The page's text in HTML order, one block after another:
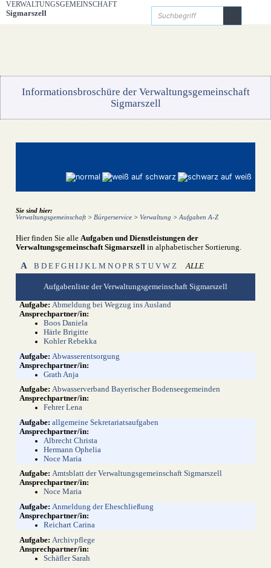
Zum Inhalt,zur Navigationoderzur Startseite
VERWALTUNGSGEMEINSCHAFT
Sigmarszell
Gemeinde Hergensweiler Gemeinde Sigmarszell Gemeinde Weißensberg
Startseite Bürgerservice Die Verwaltungsgemeinschaft
Unsere Gemeinden
Informationsbroschüre der Verwaltungsgemeinschaft
Sigmarszell
Sie sind hier:
Verwaltungsgemeinschaft> Bürgerservice> Verwaltung > Aufgaben A-Z
Hier finden Sie alle Aufgaben und Dienstleistungen der
Verwaltungsgemeinschaft Sigmarszellin alphabetischer Sortierung.
A B D E F G H I J K L M N O P R S T U V W Z ALLE
Aufgabenliste der Verwaltungsgemeinschaft Sigmarszell
Abmeldung bei Wegzug ins Ausland
Boos Daniela
Härle Brigitte
Kohler Rebekka
Abwasserentsorgung
Grath Anja
Abwasserverband Bayerischer Bodenseegemeinden
Fehrer Lena
allgemeine Sekretariatsaufgaben
Albrecht Christa
Hermann Ophelia
Noce Maria
Amtsblatt der Verwaltungsgemeinschaft Sigmarszell
Noce Maria
Anmeldung der Eheschließung
Reichart Carina
Archivpflege
Schäfler Sarah